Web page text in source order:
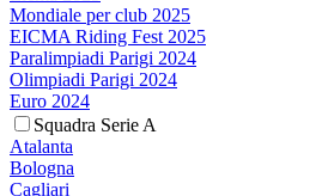
Mondiale per club 2025
EICMA Riding Fest 2025
Paralimpiadi Parigi 2024
Olimpiadi Parigi 2024
Euro 2024
Squadra Serie A
Atalanta
Bologna
Cagliari